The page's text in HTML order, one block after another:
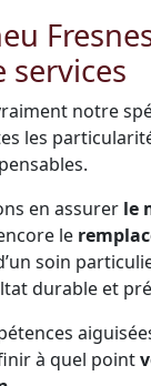
services
notre
les
en assurer le
le
soin
durable et
à quel point